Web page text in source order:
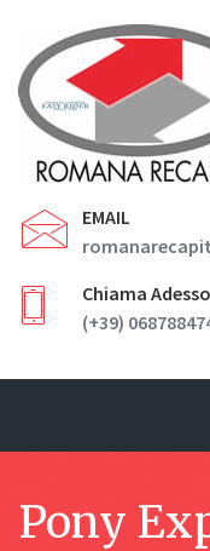
EMAIL
Chiama Adesso
(+39)
Pony